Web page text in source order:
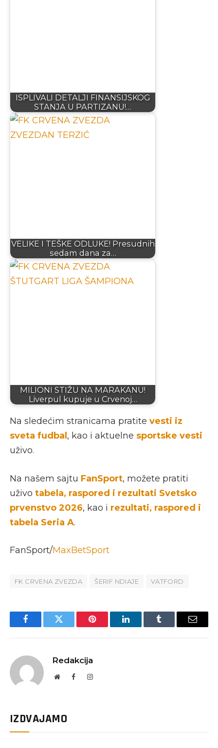
ISPLIVALI DETALJI FINANSIJSKOG
STANJA U PARTIZANU!…
VELIKE I TEŠKE ODLUKE! Presudnih
sedam dana za…
MILIONI STIŽU NA MARAKANU!
Liverpul kupuje u Crvenoj…
Na sledećim stranicama pratite vesti iz
sveta fudbal , kao i aktuelne sportske vesti
uživo.
Na našem sajtu FanSport, možete pratiti
uživo tabela, raspored i rezultati Svetsko
prvenstvo 2026, kao i rezultati, raspored i
tabela Seria A.
FanSport/MaxBetSport
FK CRVENA ZVEZDA ŠERIF NDIAJE VATFORD
FacebookTwitter Pinterest LinkedInTumblr Email
Redakcija
WebsiteFacebookInstagram
IZDVAJAMO